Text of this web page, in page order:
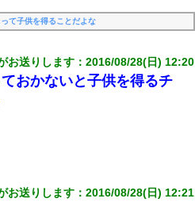
て子供を得ることだよな
お送りします ：2016/08/28(日)
おかないと子供を得るチ
お送りします ：2016/08/28(日)